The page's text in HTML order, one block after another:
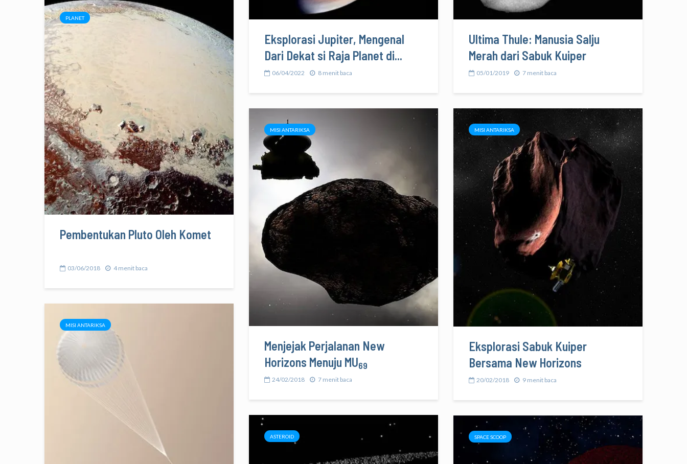
Eksplorasi Jupiter, Mengenal
Dari Dekat si Raja Planet di...
06/04/2022 8 menit baca
Ultima Thule: Manusia Salju
Merah dari Sabuk Kuiper
05/01/2019 7 menit baca
PLANET
Pembentukan Pluto Oleh Komet
03/06/2018 4 menit baca
MISI ANTARIKSA
Menjejak Perjalanan New
Horizons Menuju MU69
24/02/2018 7 menit baca
MISI ANTARIKSA
Eksplorasi Sabuk Kuiper
Bersama New Horizons
20/02/2018 9 menit baca
MISI ANTARIKSA
ASTEROID SPACE SCOOP